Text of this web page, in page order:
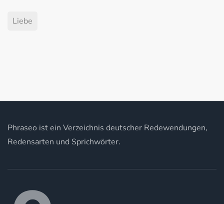
Liebe
Phraseo ist ein Verzeichnis deutscher Redewendungen,
Redensarten und Sprichwörter.